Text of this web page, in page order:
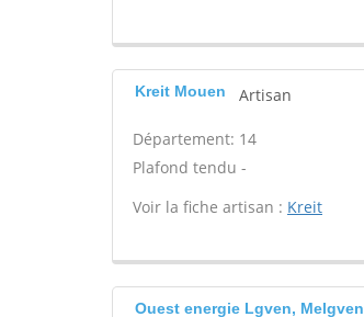
Kreit Mouen Artisan
Département: 14
Plafond tendu -
Voir la fiche artisan : Kreit
Ouest energie Lgven, Melgven